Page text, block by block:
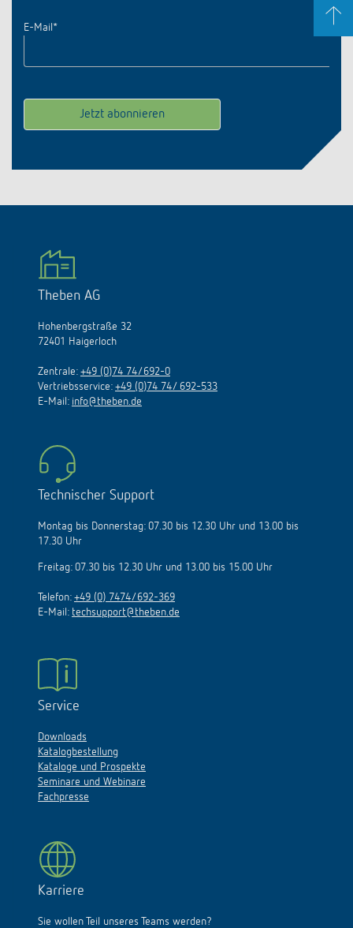
E-Mail *
Theben AG
Hohenbergstraße 32
72401 Haigerloch
Zentrale: +49 (0)74 74/692-0
Vertriebsservice: +49 (0)74 74/ 692-533
E-Mail: info@theben.de
Technischer Support
Montag bis Donnerstag: 07.30 bis 12.30 Uhr und 13.00 bis
17.30 Uhr
Freitag: 07.30 bis 12.30 Uhr und 13.00 bis 15.00 Uhr
Telefon: +49 (0) 7474/692-369
E-Mail: techsupport@theben.de
Service
Downloads
Katalogbestellung
Kataloge und Prospekte
Seminare und Webinare
Fachpresse
Karriere
Sie wollen Teil unseres Teams werden?